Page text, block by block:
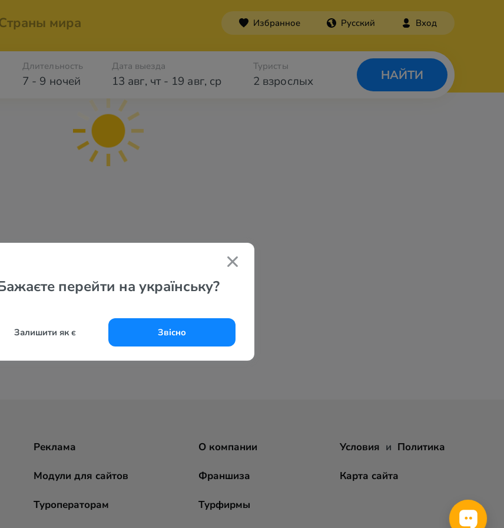
мира Избранное Русский Вход
7 - 9 ночей
Длительность Дата выезда
13 авг, чт- 19 авг, ср 2 взрослых
Туристы
НАЙТИ
перейти на українську?
Залишити як є Звісно
Реклама
Модули для сайтов
Туроператорам
О компании
Франшиза
Турфирмы
Условия и Политика
Карта сайта